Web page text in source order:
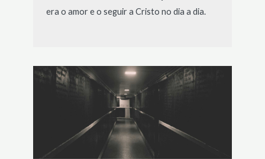
era o amor e o seguir a Cristo no dia a dia.